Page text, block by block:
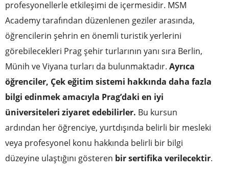
profesyonellerle etkileşimi de içermesidir. MSM
Academy tarafından düzenlenen geziler arasında,
öğrencilerin şehrin en önemli turistik yerlerini
görebilecekleri Prag şehir turlarının yanı sıra Berlin,
Münih ve Viyana turları da bulunmaktadır. Ayrıca
öğrenciler, Çek eğitim sistemi hakkında daha fazla
bilgi edinmek amacıyla Prag’daki en iyi
üniversiteleri ziyaret edebilirler. Bu kursun
ardından her öğrenciye, yurtdışında belirli bir mesleki
veya profesyonel konu hakkında belirli bir bilgi
düzeyine ulaştığını gösteren bir sertifika verilecektir.